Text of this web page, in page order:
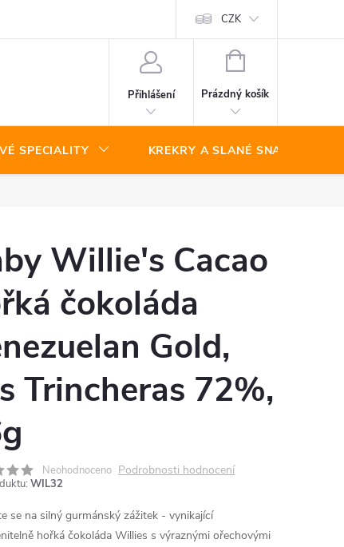
CZK
Přihlášení
NÁKUPNÍ
Prázdný košík
SPECIALITY KREKRY A SLANÉ SNACKY
Willie's Cacao
čokoláda
Gold,
Trincheras 72%,
Neohodnoceno Podrobnosti hodnocení
WIL32
se na silný gurmánský zážitek - vynikající
hořká čokoláda Willies s výraznými ořechovými